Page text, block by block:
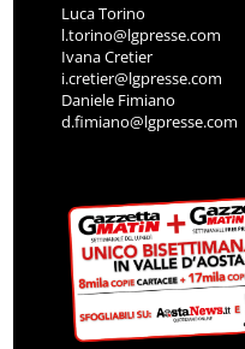
Luca Torino
l.torino@lgpresse.com
Ivana Cretier
i.cretier@lgpresse.com
Daniele Fimiano
d.fimiano@lgpresse.com